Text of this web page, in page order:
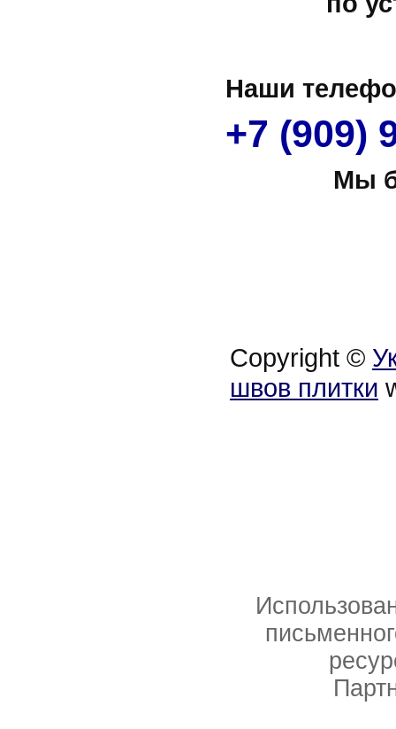
Наши
+7 (909)
Мы
Copyright ©
швов плитки